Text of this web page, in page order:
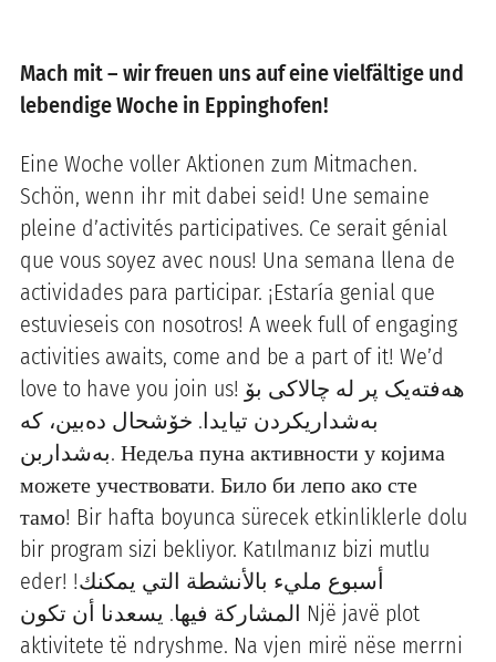
Mach mit – wir freuen uns auf eine vielfältige und
lebendige Woche in Eppinghofen!
Eine Woche voller Aktionen zum Mitmachen.
Schön, wenn ihr mit dabei seid! Une semaine
pleine d’activités participatives. Ce serait génial
que vous soyez avec nous! Una semana llena de
actividades para participar. ¡Estaría genial que
estuvieseis con nosotros! A week full of engaging
activities awaits, come and be a part of it! We’d
love to have you join us! هەفتەیک پر لە چالاکی بۆ
بەشداریکردن تیایدا. خۆشحال دەبین، کە
بەشداربن. Недеља пуна активности у којима
можете учествовати. Било би лепо ако сте
тамо! Bir hafta boyunca sürecek etkinliklerle dolu
bir program sizi bekliyor. Katılmanız bizi mutlu
eder! !أسبوع مليء بالأنشطة التي يمكنك
المشاركة فيها. يسعدنا أن تكون Një javë plot
aktivitete të ndryshme. Na vjen mirë nëse merrni